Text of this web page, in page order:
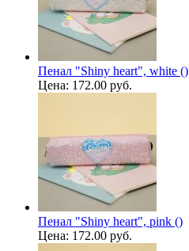
Пенал "Shiny heart", white ()
Цена: 172.00 руб.
Пенал "Shiny heart", pink ()
Цена: 172.00 руб.